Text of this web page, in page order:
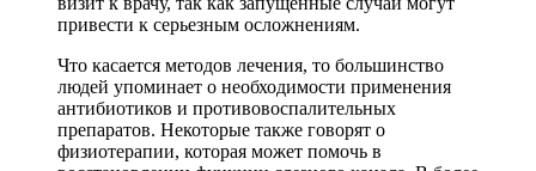
привести к серьезным осложнениям.
Что касается методов лечения, то большинство
людей упоминает о необходимости применения
антибиотиков и противовоспалительных
препаратов. Некоторые также говорят о
физиотерапии, которая может помочь в